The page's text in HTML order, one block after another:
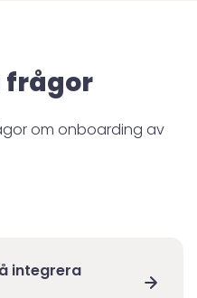
frågor
om onboarding av
integrera